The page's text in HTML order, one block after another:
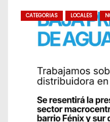
CATEGORIAS LOCALES